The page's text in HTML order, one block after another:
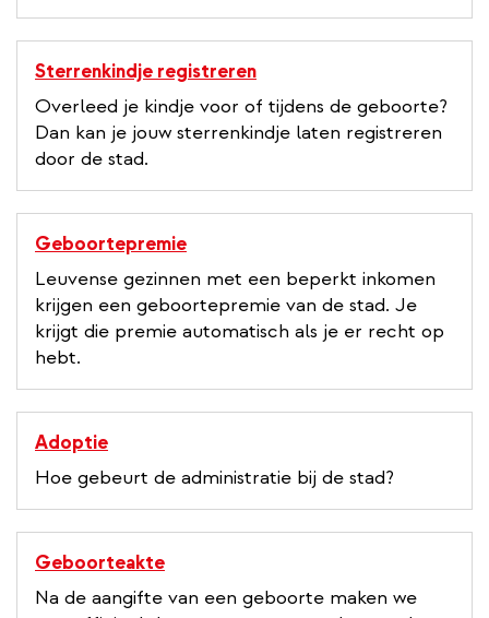
Sterrenkindje registreren
Overleed je kindje voor of tijdens de geboorte?
Dan kan je jouw sterrenkindje laten registreren
door de stad.
Geboortepremie
Leuvense gezinnen met een beperkt inkomen
krijgen een geboortepremie van de stad. Je
krijgt die premie automatisch als je er recht op
hebt.
Adoptie
Hoe gebeurt de administratie bij de stad?
Geboorteakte
Na de aangifte van een geboorte maken we